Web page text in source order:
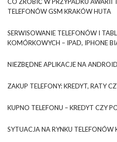
TELEFONÓW GSM KRAKÓW HUTA
SERWISOWANIE TELEFONÓW I
KOMÓRKOWYCH – IPAD, IPHONE
NIEZBĘDNE APLIKACJE NA ANDROID
ZAKUP TELEFONY: KREDYT, RATY
KUPNO TELEFONU – KREDYT CZY
SYTUACJA NA RYNKU TELEFONÓW